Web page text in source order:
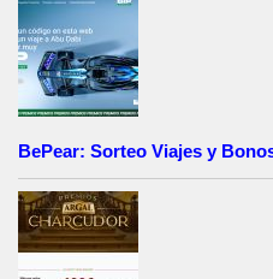
BePear: Sorteo Viajes y